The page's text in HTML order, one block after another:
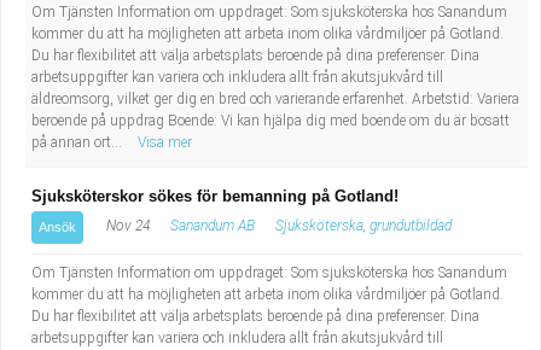
Om Tjänsten Information om uppdraget: Som sjuksköterska hos Sanandum
kommer du att ha möjligheten att arbeta inom olika vårdmiljöer på Gotland.
Du har flexibilitet att välja arbetsplats beroende på dina preferenser. Dina
arbetsuppgifter kan variera och inkludera allt från akutsjukvård till
äldreomsorg, vilket ger dig en bred och varierande erfarenhet. Arbetstid: Variera
beroende på uppdrag Boende: Vi kan hjälpa dig med boende om du är bosatt
på annan ort...
Visa mer
Sjuksköterskor sökes för bemanning på Gotland!
Ansök Nov 24 Sanandum AB Sjuksköterska, grundutbildad
Om Tjänsten Information om uppdraget: Som sjuksköterska hos Sanandum
kommer du att ha möjligheten att arbeta inom olika vårdmiljöer på Gotland.
Du har flexibilitet att välja arbetsplats beroende på dina preferenser. Dina
arbetsuppgifter kan variera och inkludera allt från akutsjukvård till